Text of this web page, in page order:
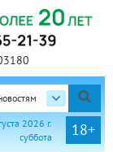
18+
2026 г.
суббота